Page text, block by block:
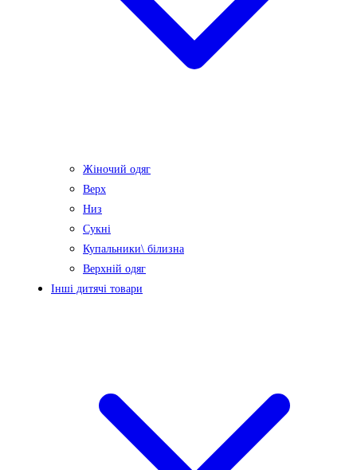
Жіночий одяг
Верх
Низ
Сукні
Купальники\ білизна
Верхній одяг
Інші дитячі товари